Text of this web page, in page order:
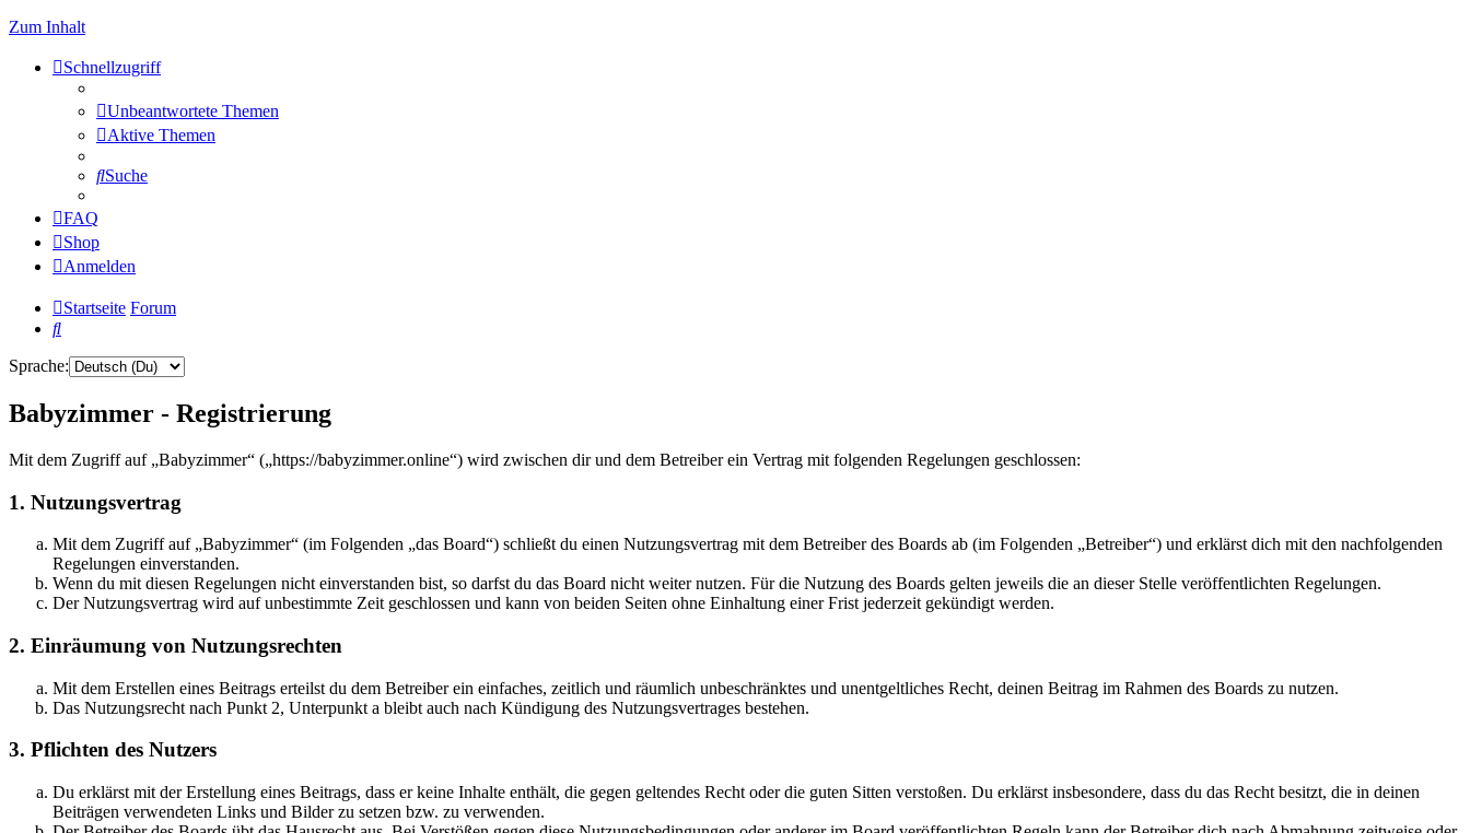
Zum Inhalt
Schnellzugriff
Unbeantwortete Themen
Aktive Themen
Suche
FAQ
Shop
Anmelden
Startseite Forum
Suche
Sprache:
Babyzimmer - Registrierung
Mit dem Zugriff auf „Babyzimmer“ („https://babyzimmer.online“) wird zwischen dir und dem Betreiber ein Vertrag mit folgenden Regelungen geschlossen:
1. Nutzungsvertrag
Mit dem Zugriff auf „Babyzimmer“ (im Folgenden „das Board“) schließt du einen Nutzungsvertrag mit dem Betreiber des Boards ab (im Folgenden „Betreiber“) und erklärst dich mit den nachfolgenden
Regelungen einverstanden.
Wenn du mit diesen Regelungen nicht einverstanden bist, so darfst du das Board nicht weiter nutzen. Für die Nutzung des Boards gelten jeweils die an dieser Stelle veröffentlichten Regelungen.
Der Nutzungsvertrag wird auf unbestimmte Zeit geschlossen und kann von beiden Seiten ohne Einhaltung einer Frist jederzeit gekündigt werden.
2. Einräumung von Nutzungsrechten
Mit dem Erstellen eines Beitrags erteilst du dem Betreiber ein einfaches, zeitlich und räumlich unbeschränktes und unentgeltliches Recht, deinen Beitrag im Rahmen des Boards zu nutzen.
Das Nutzungsrecht nach Punkt 2, Unterpunkt a bleibt auch nach Kündigung des Nutzungsvertrages bestehen.
3. Pflichten des Nutzers
Du erklärst mit der Erstellung eines Beitrags, dass er keine Inhalte enthält, die gegen geltendes Recht oder die guten Sitten verstoßen. Du erklärst insbesondere, dass du das Recht besitzt, die in deinen
Beiträgen verwendeten Links und Bilder zu setzen bzw. zu verwenden.